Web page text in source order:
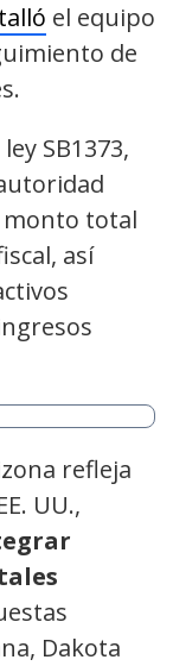
el equipo
de
SB1373,
monto total
así
refleja
UU.,
Dakota